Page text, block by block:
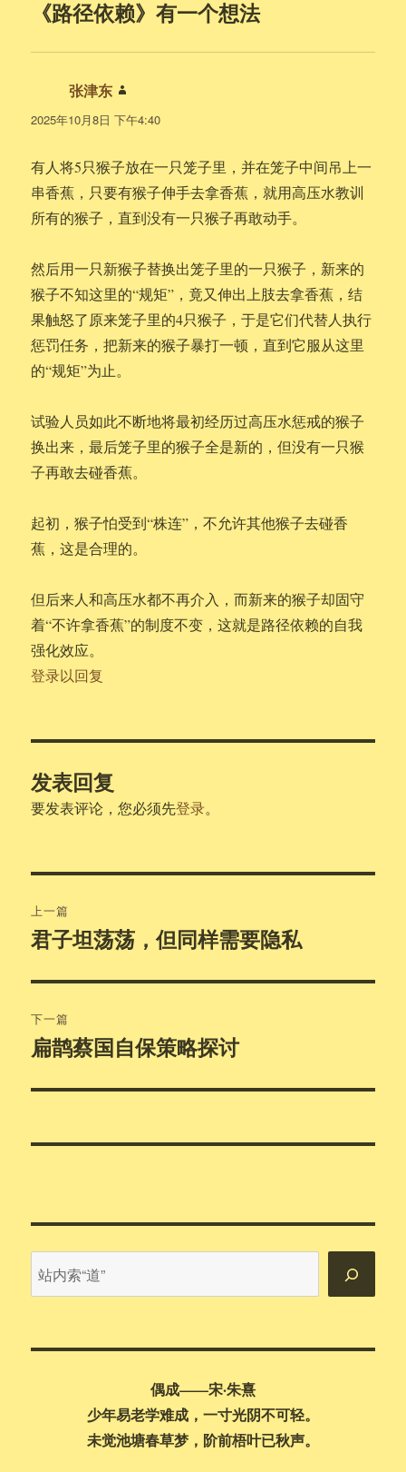
《路径依赖》有一个想法
张津东
道：
2025年10月8日 下午4:40
有人将5只猴子放在一只笼子里，并在笼子中间吊上一
串香蕉，只要有猴子伸手去拿香蕉，就用高压水教训
所有的猴子，直到没有一只猴子再敢动手。
然后用一只新猴子替换出笼子里的一只猴子，新来的
猴子不知这里的“规矩”，竟又伸出上肢去拿香蕉，结
果触怒了原来笼子里的4只猴子，于是它们代替人执行
惩罚任务，把新来的猴子暴打一顿，直到它服从这里
的“规矩”为止。
试验人员如此不断地将最初经历过高压水惩戒的猴子
换出来，最后笼子里的猴子全是新的，但没有一只猴
子再敢去碰香蕉。
起初，猴子怕受到“株连”，不允许其他猴子去碰香
蕉，这是合理的。
但后来人和高压水都不再介入，而新来的猴子却固守
着“不许拿香蕉”的制度不变，这就是路径依赖的自我
强化效应。
登录以回复
发表回复
要发表评论，您必须先登录。
章
航
上一篇
上
文
章：
君子坦荡荡，但同样需要隐私
下一篇
下
文
扁鹊蔡国自保策略探讨
内
偶成——宋·朱熹
少年易老学难成，一寸光阴不可轻。
未觉池塘春草梦，阶前梧叶已秋声。